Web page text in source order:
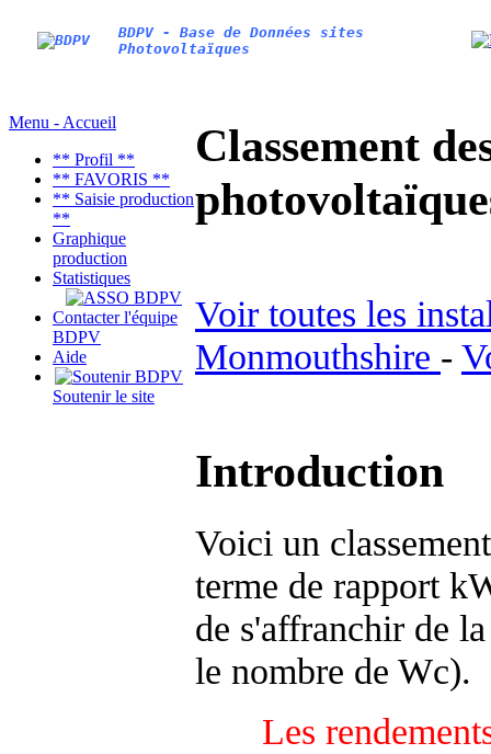
BDPV - Base de Données sites
Photovoltaïques
Menu - Accueil
** Profil **
** FAVORIS **
** Saisie production
**
Graphique
production
Statistiques
Contacter l'équipe
BDPV
Aide
Soutenir le site
Classement
Voir toutes les
Monmouthshire -
Introduction
Voici un
terme de rapport
de s'affranchir de
le nombre de Wc).
Les